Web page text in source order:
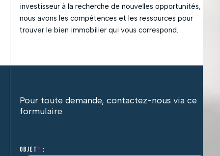
investisseur à la recherche de nouvelles opportunités,
nous avons les compétences et les ressources pour
trouver le bien immobilier qui vous correspond.
Pour toute demande, contactez-nous via ce
formulaire
Objet* :